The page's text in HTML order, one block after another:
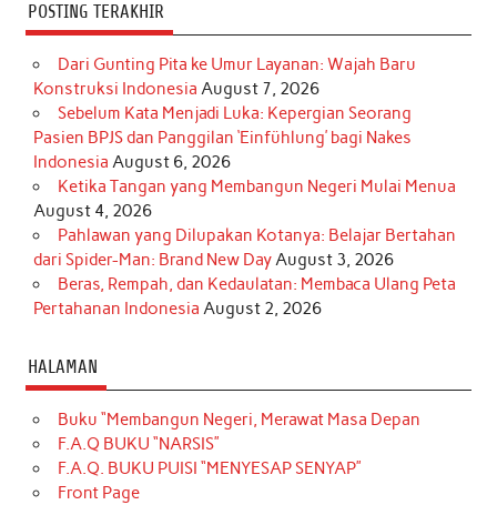
POSTING TERAKHIR
Dari Gunting Pita ke Umur Layanan: Wajah Baru
Konstruksi Indonesia August 7, 2026
Sebelum Kata Menjadi Luka: Kepergian Seorang
Pasien BPJS dan Panggilan ‘Einfühlung’ bagi Nakes
Indonesia August 6, 2026
Ketika Tangan yang Membangun Negeri Mulai Menua
August 4, 2026
Pahlawan yang Dilupakan Kotanya: Belajar Bertahan
dari Spider-Man: Brand New DayAugust 3, 2026
Beras, Rempah, dan Kedaulatan: Membaca Ulang Peta
Pertahanan Indonesia August 2, 2026
HALAMAN
Buku “Membangun Negeri, Merawat Masa Depan
F.A.Q BUKU “NARSIS”
F.A.Q. BUKU PUISI “MENYESAP SENYAP”
Front Page